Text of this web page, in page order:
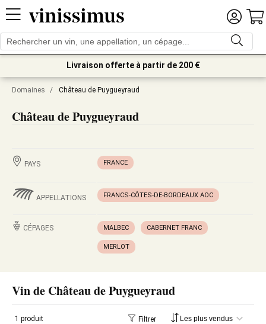
Livraison offerte à partir de 200 €
Domaines / Château de Puygueyraud
Château de Puygueyraud
PAYS FRANCE
APPELLATIONS FRANCS-CÔTES-DE-BORDEAUX AOC
CÉPAGES MALBEC CABERNET FRANC
MERLOT
Vin de Château de Puygueyraud
1 produit Filtrer